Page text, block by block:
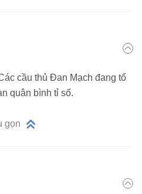
cầu thủ Đan Mạch đang tổ
quân bình tỉ số.
gọn